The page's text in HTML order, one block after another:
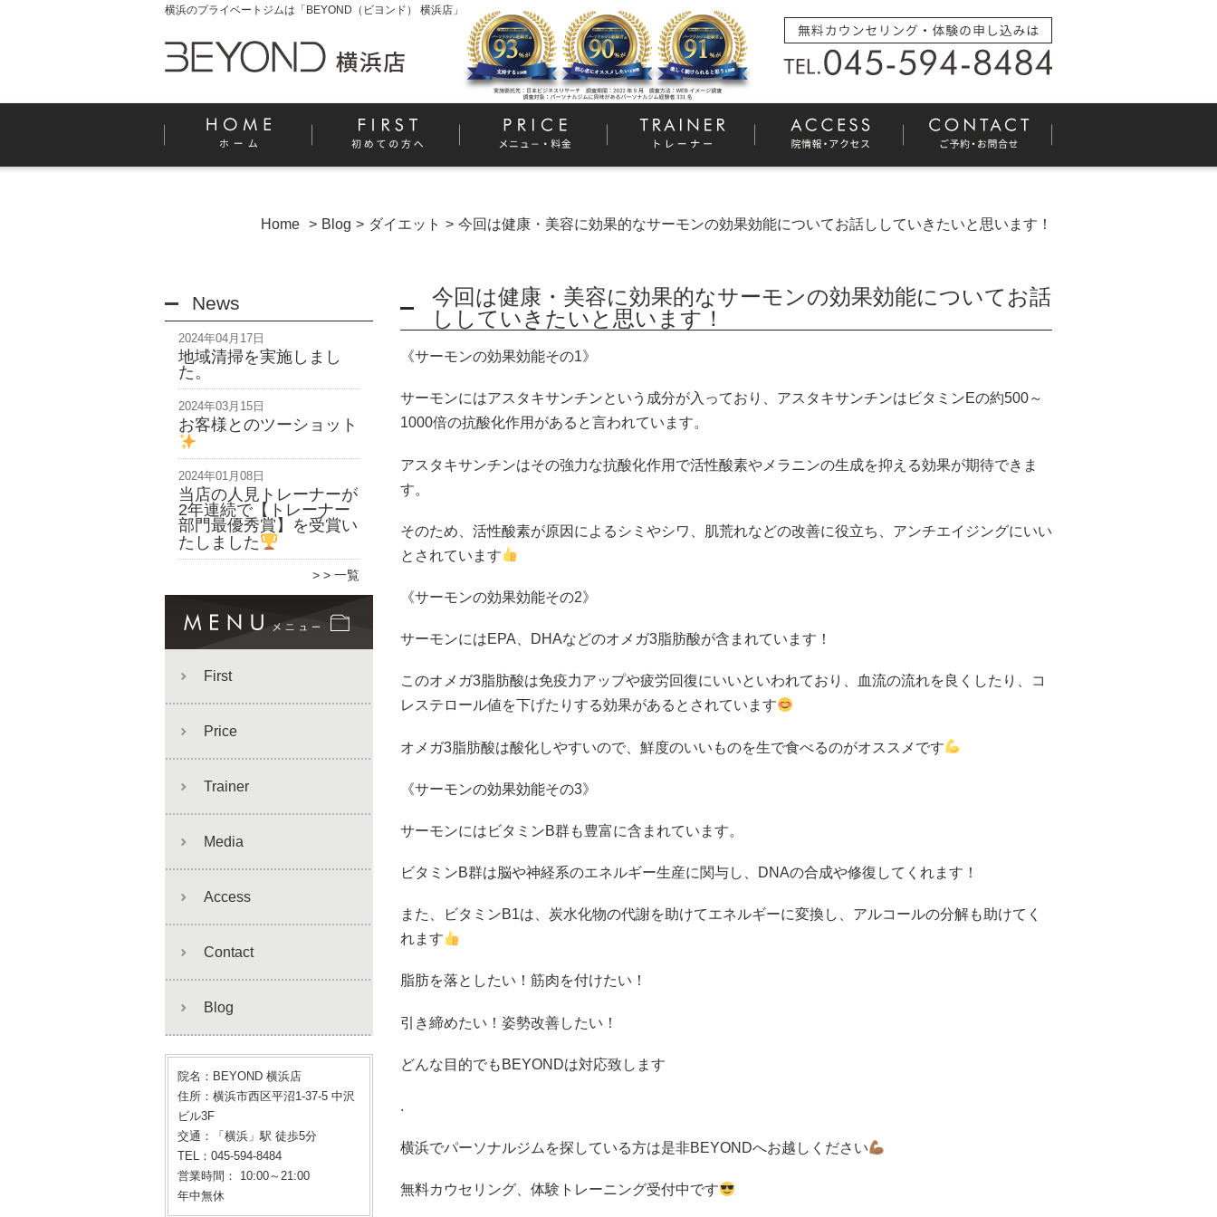
横浜のプライベートジムは「BEYOND（ビヨンド） 横浜店」
Home Blog ダイエット 今回は健康・美容に効果的なサーモンの効果効能についてお話ししていきたいと思います！
News
2024年04月17日
地域清掃を実施しまし
た。
2024年03月15日
お客様とのツーショット
2024年01月08日
当店の人見トレーナーが
2年連続で【トレーナー
部門最優秀賞】を受賞い
たしました
> 一覧
First
Price
Trainer
Media
Access
Contact
Blog
院名：BEYOND 横浜店
住所：横浜市西区平沼1-37-5 中沢
ビル3F
交通：「横浜」駅 徒歩5分
TEL：045-594-8484
営業時間： 10:00～21:00
年中無休
今回は健康・美容に効果的なサーモンの効果効能についてお話
ししていきたいと思います！
《サーモンの効果効能その1》
サーモンにはアスタキサンチンという成分が入っており、アスタキサンチンはビタミンEの約500～
1000倍の抗酸化作用があると言われています。
アスタキサンチンはその強力な抗酸化作用で活性酸素やメラニンの生成を抑える効果が期待できま
す。
そのため、活性酸素が原因によるシミやシワ、肌荒れなどの改善に役立ち、アンチエイジングにいい
とされています
《サーモンの効果効能その2》
サーモンにはEPA DHAなどのオメガ3脂肪酸が含まれています！
このオメガ3脂肪酸は免疫力アップや疲労回復にいいといわれており、血流の流れを良くしたり、コ
レステロール値を下げたりする効果があるとされています
オメガ3脂肪酸は酸化しやすいので、鮮度のいいものを生で食べるのがオススメです
《サーモンの効果効能その3》
サーモンにはビタミンB群も豊富に含まれています。
ビタミンB群は脳や神経系のエネルギー生産に関与し、 DNAの合成や修復してくれます！
また、ビタミンB1は、炭水化物の代謝を助けてエネルギーに変換し、アルコールの分解も助けてく
れます
脂肪を落としたい！筋肉を付けたい！
引き締めたい！姿勢改善したい！
どんな目的でも BEYONDは対応致します
.
横浜でパーソナルジムを探している方は是非BEYONDへお越しください
無料カウセリング、体験トレーニング受付中です